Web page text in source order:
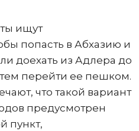
ищут
попасть в Абхазию и
доехать из Адлера до
перейти ее пешком.
что такой вариант
предусмотрен
пункт,